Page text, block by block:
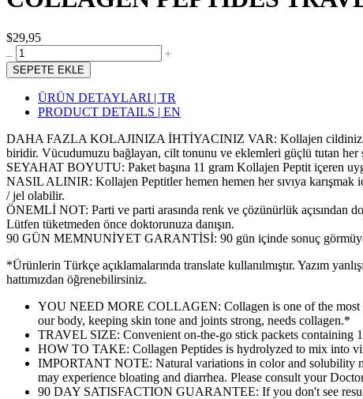
$29,95
SEPETE EKLE
ÜRÜN DETAYLARI | TR
PRODUCT DETAILS | EN
DAHA FAZLA KOLAJINIZA İHTİYACINIZ VAR: Kollajen cildinizin,
biridir. Vücudumuzu bağlayan, cilt tonunu ve eklemleri güçlü tutan
SEYAHAT BOYUTU: Paket başına 11 gram Kollajen Peptit içeren
NASIL ALINIR: Kollajen Peptitler hemen hemen her sıvıya
/ jel olabilir.
ÖNEMLİ NOT: Parti ve parti arasında renk ve çözünürlük açısından
Lütfen tüketmeden önce doktorunuza danışın.
90 GÜN MEMNUNİYET GARANTİSİ: 90 gün içinde sonuç
*Ürünlerin Türkçe açıklamalarında translate kullanılmıştır. Yazım
hattımızdan öğrenebilirsiniz.
YOU NEED MORE COLLAGEN: Collagen is one of the most
our body, keeping skin tone and joints strong, needs collagen.*
TRAVEL SIZE: Convenient on-the-go stick packets containing
HOW TO TAKE: Collagen Peptides is hydrolyzed to mix into
IMPORTANT NOTE: Natural variations in color and solubility
may experience bloating and diarrhea. Please consult your
90 DAY SATISFACTION GUARANTEE: If you don't see